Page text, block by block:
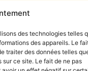
des technologies telles
des appareils. Le
traiter des données telles
ce site. Le fait de ne pas